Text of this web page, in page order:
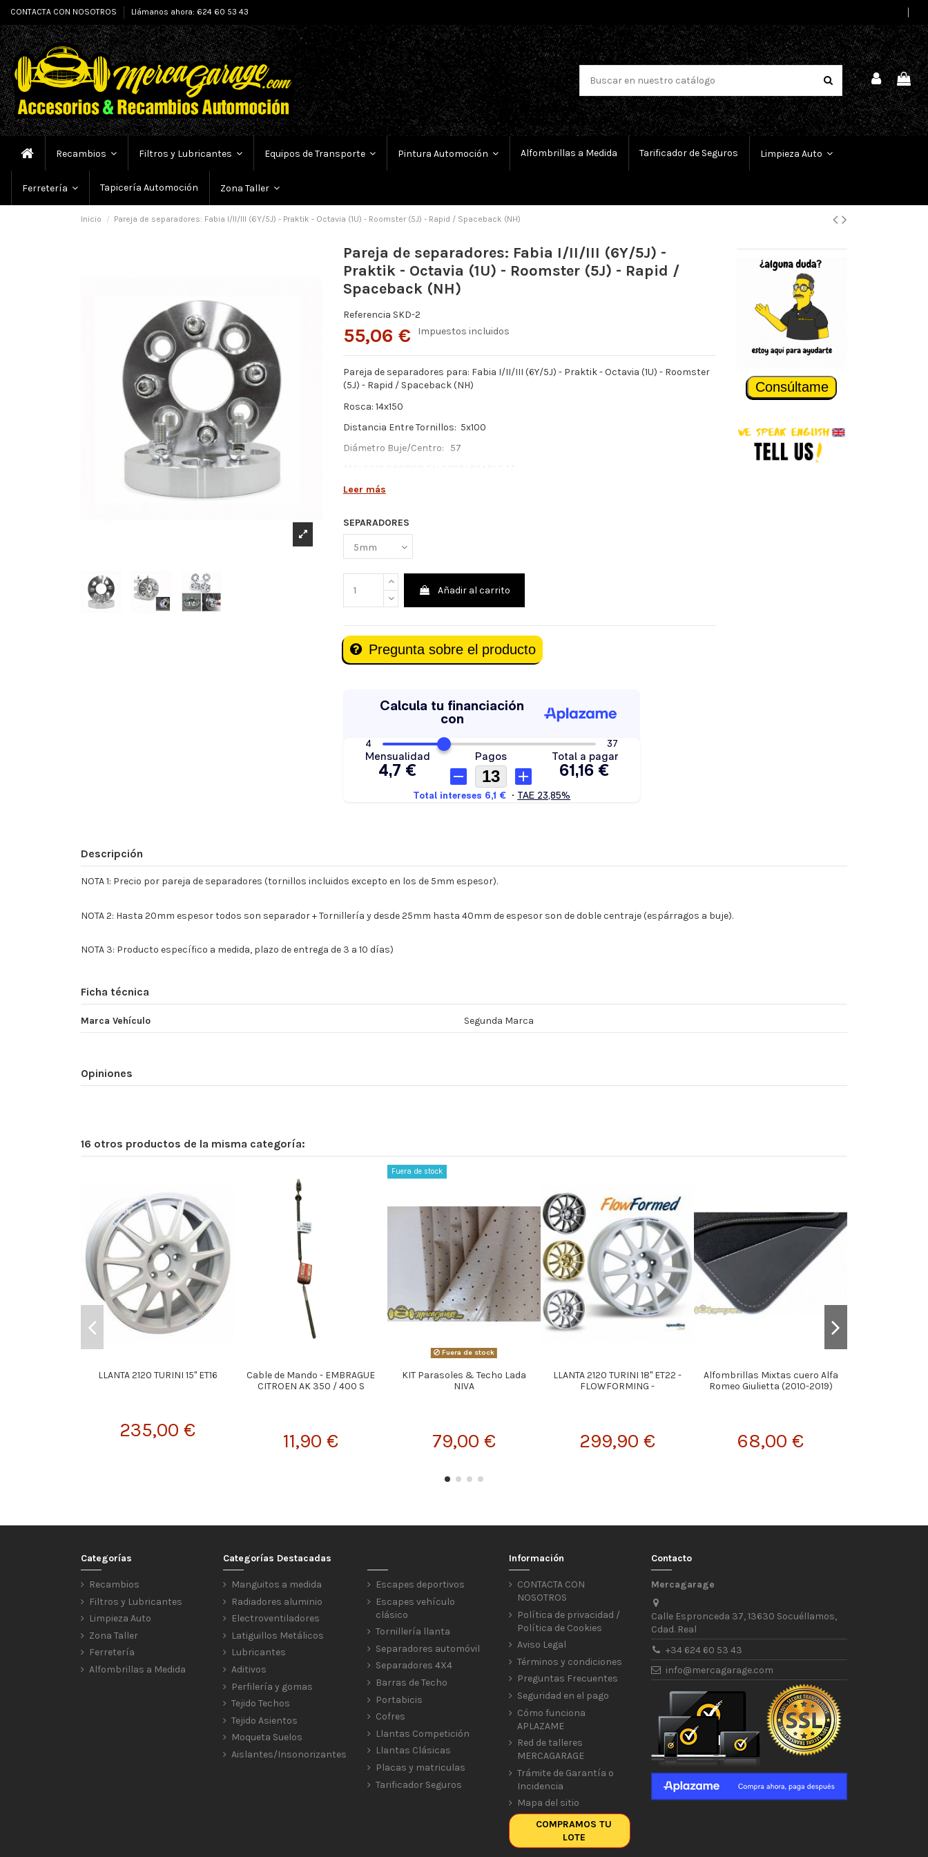
CONTACTA CON NOSOTROS Llámanos ahora: 624 60 53 43
Recambios Filtros y Lubricantes Equipos de Transporte Pintura Automoción Alfombrillas a Medida Tarificador de Seguros Limpieza Auto
Ferretería Tapicería Automoción Zona Taller
Inicio Pareja de separadores: Fabia I/II/III (6Y/5J) - Praktik - Octavia (1U) - Roomster (5J) - Rapid / Spaceback (NH)
Pareja de separadores: Fabia I/II/III (6Y/5J) -
Praktik - Octavia (1U) - Roomster (5J) - Rapid /
Spaceback (NH)
Referencia SKD-2
55,06 € Impuestos incluidos
Pareja de separadores para: Fabia I/II/III (6Y/5J) - Praktik - Octavia (1U) - Roomster
(5J) - Rapid / Spaceback (NH)
Rosca: 14x150
Distancia Entre Tornillos: 5x100
Diámetro Buje/Centro: 57
Leer más
SEPARADORES
Añadir al carrito
Pregunta sobre el producto
Consúltame
Descripción
NOTA 1: Precio por pareja de separadores (tornillos incluidos excepto en los de 5mm espesor).
NOTA 2: Hasta 20mm espesor todos son separador + Tornillería y desde 25mm hasta 40mm de espesor son de doble centraje (espárragos a buje).
NOTA 3: Producto específico a medida, plazo de entrega de 3 a 10 días)
Ficha técnica
Marca Vehículo Segunda Marca
Opiniones
16 otros productos de la misma categoría:
LLANTA 2120 TURINI 15" ET16
235,00 €
Cable de Mando - EMBRAGUE
CITROEN AK 350 / 400 S
11,90 €
Fuera de stock
Fuera de stock
KIT Parasoles & Techo Lada
NIVA
79,00 €
LLANTA 2120 TURINI 18" ET22 -
FLOWFORMING -
299,90 €
Alfombrillas Mixtas cuero Alfa
Romeo Giulietta (2010-2019)
68,00 €
Categorías
Recambios
Filtros y Lubricantes
Limpieza Auto
Zona Taller
Ferretería
Alfombrillas a Medida
Categorías Destacadas
Manguitos a medida
Radiadores aluminio
Electroventiladores
Latiguillos Metálicos
Lubricantes
Aditivos
Perfilería y gomas
Tejido Techos
Tejido Asientos
Moqueta Suelos
Aislantes/Insonorizantes
Escapes deportivos
Escapes vehículo
clásico
Tornillería llanta
Separadores automóvil
Separadores 4X4
Barras de Techo
Portabicis
Cofres
Llantas Competición
Llantas Clásicas
Placas y matriculas
Tarificador Seguros
Información
CONTACTA CON
NOSOTROS
Política de privacidad /
Política de Cookies
Aviso Legal
Términos y condiciones
Preguntas Frecuentes
Seguridad en el pago
Cómo funciona
APLAZAME
Red de talleres
MERCAGARAGE
Trámite de Garantía o
Incidencia
Mapa del sitio
COMPRAMOS TU
LOTE
Contacto
Mercagarage
Calle Espronceda 37, 13630 Socuéllamos,
Cdad. Real
+34 624 60 53 43
info@mercagarage.com